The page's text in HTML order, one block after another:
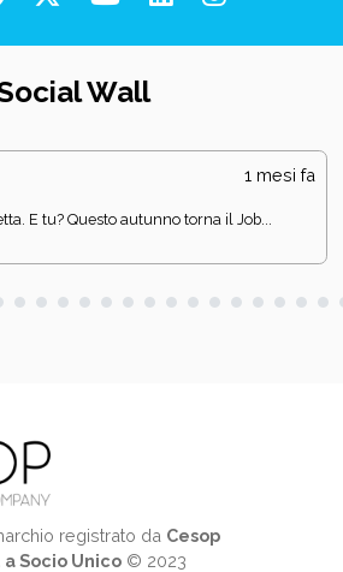
Wall
1 mesi fa
E tu? Questo autunno torna il Job...
registrato da Cesop
Socio Unico© 2023